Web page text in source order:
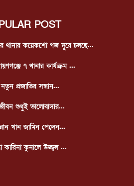
POST
থানার কয়েকশো গজ দূরে চলছে...
৭ থানার কার্যক্রম ...
প্রজাতির সন্ধান...
শুধুই ভালোবাসার...
খান জামিন পেলেন...
কারিনা কুনালে উজ্জ্বল ...